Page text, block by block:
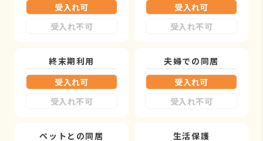
受入れ可
受入れ不可
受入れ可
受入れ不可
終末期利用
受入れ可
受入れ不可
夫婦での同居
受入れ可
受入れ不可
ペットとの同居
生活保護